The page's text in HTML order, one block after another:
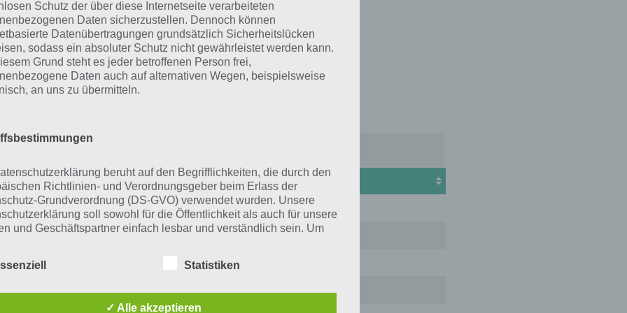
Einträge anzeigen
Pack Level
Lösung
1
Wal, Delfin
2
Konto, Geld
4
Arm, Finger
Schutz der über diese Internetseite verarbeiteten
Daten sicherzustellen. Dennoch können
Datenübertragungen grundsätzlich Sicherheitslücken
sodass ein absoluter Schutz nicht gewährleistet werden kann.
Grund steht es jeder betroffenen Person frei,
Daten auch auf alternativen Wegen, beispielsweise
an uns zu übermitteln.
beruht auf den Begrifflichkeiten, die durch den
Richtlinien- und Verordnungsgeber beim Erlass der
Grundverordnung (DS-GVO) verwendet wurden. Unsere
soll sowohl für die Öffentlichkeit als auch für unsere
und Geschäftspartner einfach lesbar und verständlich sein. Um
Statistiken
✓ Alle akzeptieren